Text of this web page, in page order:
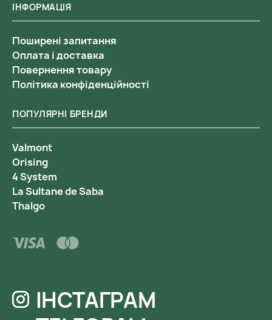
ІНФОРМАЦІЯ
Поширені запитання
Оплата і доставка
Повернення товару
Політика конфіденційності
ПОПУЛЯРНІ БРЕНДИ
Valmont
Orising
4 System
La Sultane de Saba
Thalgo
ІНСТАГРАМ